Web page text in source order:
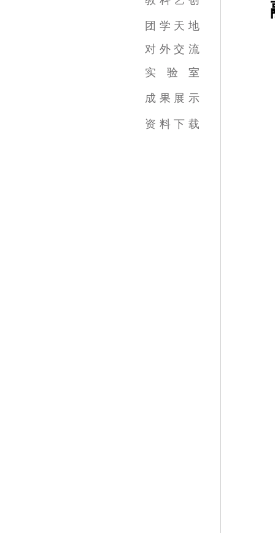
教育教学新闻
科研成果
艺术创作
团 学 天 地
对 外 交 流
实
验 室
国家示范中心
虚拟实践教育中心
传媒实验教学平台
虚拟仿真教学中心
跨学科综合训练中心
数字图像教育中心
成 果 展 示
视频类
数媒类
摄影类
广告类
录音类
美术类
资 料 下 载